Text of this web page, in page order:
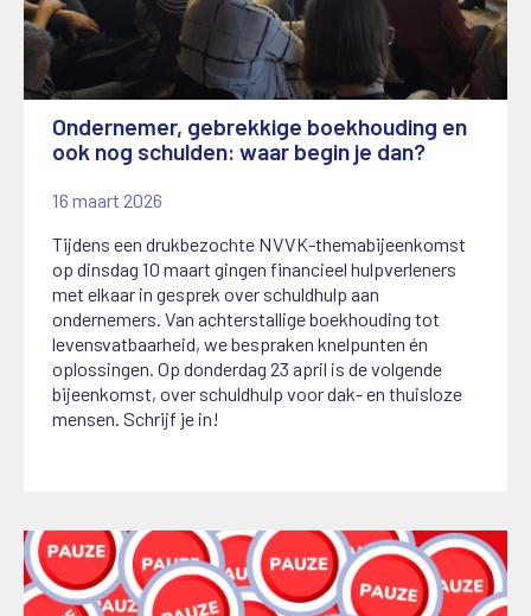
Ondernemer, gebrekkige boekhouding en
ook nog schulden: waar begin je dan?
16 maart 2026
Tijdens een drukbezochte NVVK-themabijeenkomst
op dinsdag 10 maart gingen financieel hulpverleners
met elkaar in gesprek over schuldhulp aan
ondernemers. Van achterstallige boekhouding tot
levensvatbaarheid, we bespraken knelpunten én
oplossingen. Op donderdag 23 april is de volgende
bijeenkomst, over schuldhulp voor dak- en thuisloze
mensen. Schrijf je in!